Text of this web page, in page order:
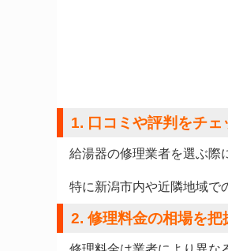
1. 口コミや評判をチェ
給湯器の修理業者を選ぶ際
特に新潟市内や近隣地域で
2. 修理料金の相場を把